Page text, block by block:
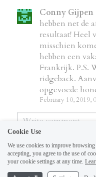
Conny Gijpen
hebben net de
resultaat! Heel
misschien
hebben een
Frankrijk. P.S.
ridgeback.
opgevoede
February 10, 2019,
Cookie Use
We use cookies to improve
accepting, you agree to the use of
your cookie settings at any time.